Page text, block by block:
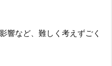
響など、難しく考えずごく